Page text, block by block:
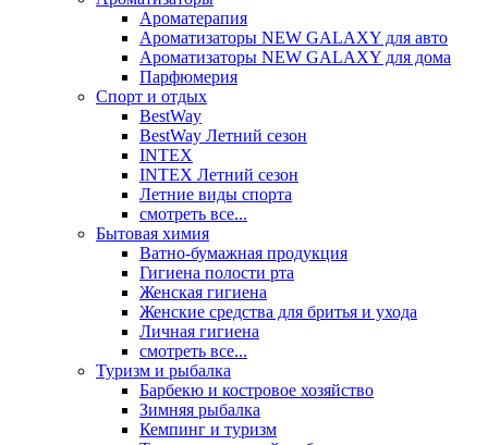
Ароматерапия
Ароматизаторы NEW GALAXY для авто
Ароматизаторы NEW GALAXY для дома
Парфюмерия
Спорт и отдых
BestWay
BestWay Летний сезон
INTEX
INTEX Летний сезон
Летние виды спорта
смотреть все...
Бытовая химия
Ватно-бумажная продукция
Гигиена полости рта
Женская гигиена
Женские средства для бритья и ухода
Личная гигиена
смотреть все...
Туризм и рыбалка
Барбекю и костровое хозяйство
Зимняя рыбалка
Кемпинг и туризм